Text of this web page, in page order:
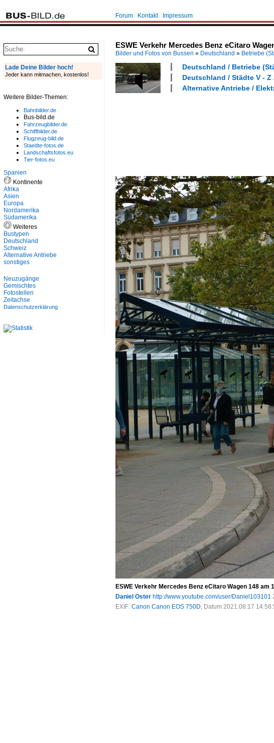
Forum Kontakt Impressum
ESWE Verkehr Mercedes Benz eCitaro
Bilder und Fotos von Bussen » Deutschland » Betriebe
Deutschland / Betriebe
Deutschland / Städte V - Z
Alternative Antriebe /
ESWE Verkehr Mercedes Benz eCitaro Wagen 148 am
Daniel Oster http://www.youtube.com/user/Daniel103101
EXIF: Canon Canon EOS 750D, Datum 2021:08:17
Lade Deine Bilder hoch!
Jeder kann mitmachen, kostenlos!
Weitere Bilder-Themen:
Bahnbilder.de
Bus-bild.de
Fahrzeugbilder.de
Schiffbilder.de
Flugzeug-bild.de
Staedte-fotos.de
Landschaftsfotos.eu
Tier-fotos.eu
Spanien
Kontinente
Afrika
Asien
Europa
Nordamerika
Südamerika
Weiteres
Bustypen
Deutschland
Schweiz
Alternative Antriebe
sonstiges
Neuzugänge
Gemischtes
Fotostellen
Zeitachse
Datenschutzerklärung